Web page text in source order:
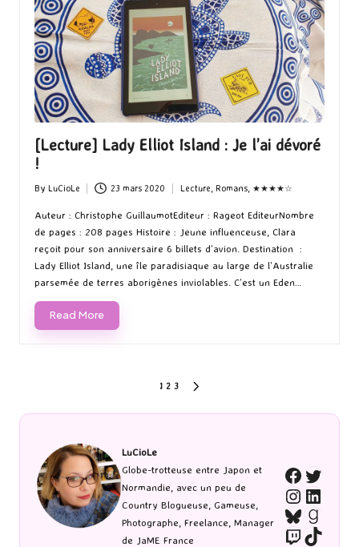
[Lecture] Lady Elliot Island : Je l’ai dévoré
!
Posted
by
By LuCioLe 23 mars 2020
in
Lecture, Romans, ★★★★☆
Auteur : Christophe GuillaumotEditeur : Rageot EditeurNombre
de pages : 208 pages Histoire : Jeune influenceuse, Clara
reçoit pour son anniversaire 6 billets d’avion. Destination :
Lady Elliot Island, une île paradisiaque au large de l’Australie
parsemée de terres aborigènes inviolables. C’est un Eden…
Read More
des
publications
1 2 3
LuCioLe
Globe-trotteuse entre Japon et
Normandie, avec un peu de
Country Blogueuse, Gameuse,
Photographe, Freelance, Manager
de JaME France
Bluesky
TwitchTikTok